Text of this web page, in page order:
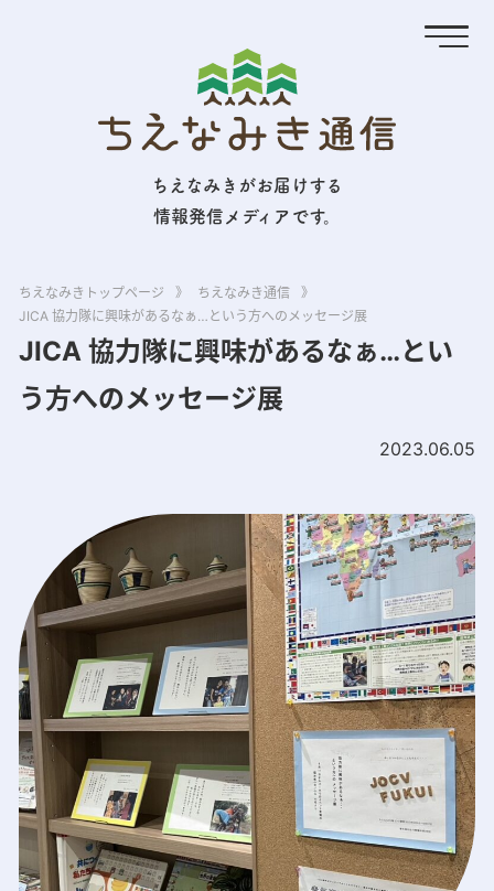
ちえなみきがお届けする
情報発信メディアです。
ちえなみきトップページ 》 ちえなみき通信
》
JICA 協力隊に興味があるなぁ…という方へのメッセージ展
JICA 協力隊に興味があるなぁ…とい
う方へのメッセージ展
2023.06.05